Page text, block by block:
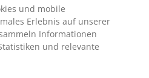
und mobile
Erlebnis auf unserer
Informationen
und relevante